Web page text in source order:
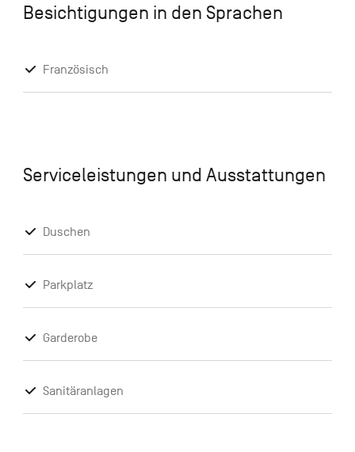
Besichtigungen in den Sprachen
Französisch
Serviceleistungen und Ausstattungen
Duschen
Parkplatz
Garderobe
Sanitäranlagen